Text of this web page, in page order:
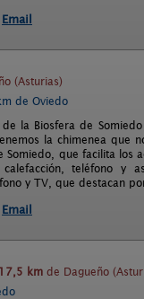
Email
(Asturias)
de Oviedo
la Biosfera de
la chimenea que
que facilita los
teléfono y
y TV, que destacan
Email
17,5 km de Dagueño